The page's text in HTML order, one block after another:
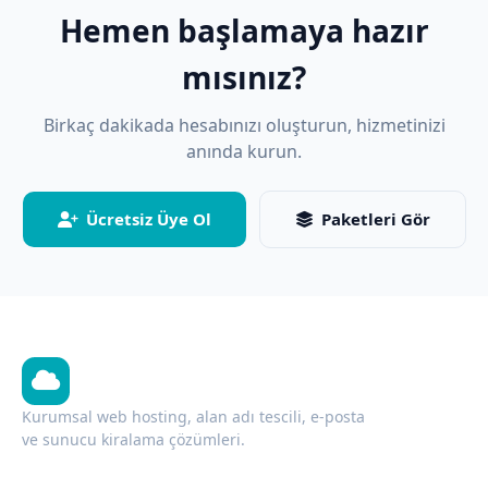
Hemen başlamaya hazır
mısınız?
Birkaç dakikada hesabınızı oluşturun, hizmetinizi
anında kurun.
Ücretsiz Üye Ol Paketleri Gör
Kurumsal web hosting, alan adı tescili, e-posta
ve sunucu kiralama çözümleri.